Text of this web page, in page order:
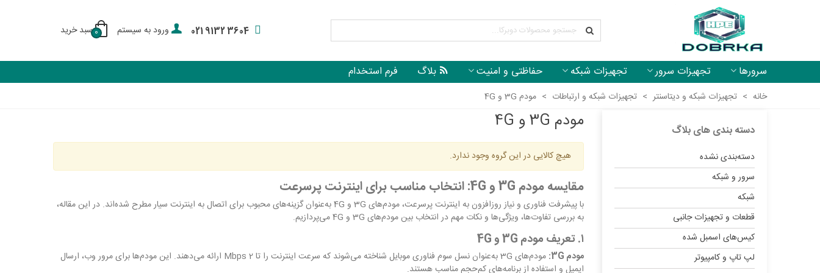
021 9132 3604 ورود به سیستم 0سبد خرید
سرورها تجهیزات سرور تجهیزات شبکه حفاظتی و امنیت بلاگ فرم استخدام
خانه > تجهیزات شبکه و دیتاسنتر > تجهیزات شبکه و ارتباطات > مودم 3G و 4G
دسته بندی های بلاگ
دسته‌بندی نشده
سرور و شبکه
شبکه
قطعات و تجهیزات جانبی
کیس‌های اسمبل شده
لپ تاپ و کامپیوتر
مودم 3G و 4G
هیچ کالایی در این گروه وجود ندارد.
مقایسه مودم 3G و 4G: انتخاب مناسب برای اینترنت پرسرعت
با پیشرفت فناوری و نیاز روزافزون به اینترنت پرسرعت، مودم‌های 3G و 4G به‌عنوان گزینه‌های محبوب برای اتصال به اینترنت سیار مطرح شده‌اند. در این مقاله،
به بررسی تفاوت‌ها، ویژگی‌ها و نکات مهم در انتخاب بین مودم‌های 3G و 4G می‌پردازیم.
۱. تعریف مودم 3G و 4G
مودم 3G:
مودم‌های 3G به‌عنوان نسل سوم فناوری موبایل شناخته می‌شوند که سرعت اینترنت را تا 2 Mbps ارائه می‌دهند. این مودم‌ها برای مرور وب، ارسال
ایمیل و استفاده از برنامه‌های کم‌حجم مناسب هستند.